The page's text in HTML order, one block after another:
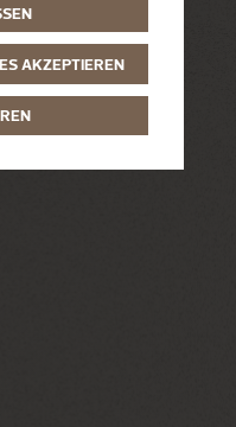
AKZEPTIEREN